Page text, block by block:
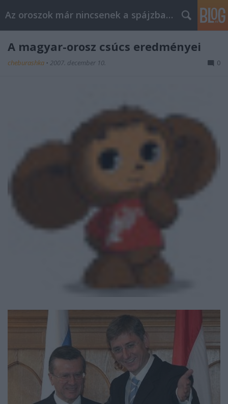
Az oroszok már nincsenek a spájzban...
A magyar-orosz csúcs eredményei
cheburashka • 2007. december 10. 0